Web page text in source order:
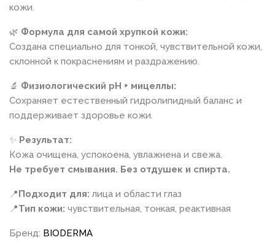
кожи.
🌿 Формула для самой хрупкой кожи:
Создана специально для тонкой, чувствительной кожи,
склонной к покраснениям и раздражению.
🔬 Физиологический pH + мицеллы:
Сохраняет естественный гидролипидный баланс и
поддерживает здоровье кожи.
✨ Результат:
Кожа очищена, успокоена, увлажнена и свежа.
Не требует смывания. Без отдушек и спирта.
📍Подходит для: лица и области глаз
📍Тип кожи: чувствительная, тонкая, реактивная
Бренд: BIODERMA